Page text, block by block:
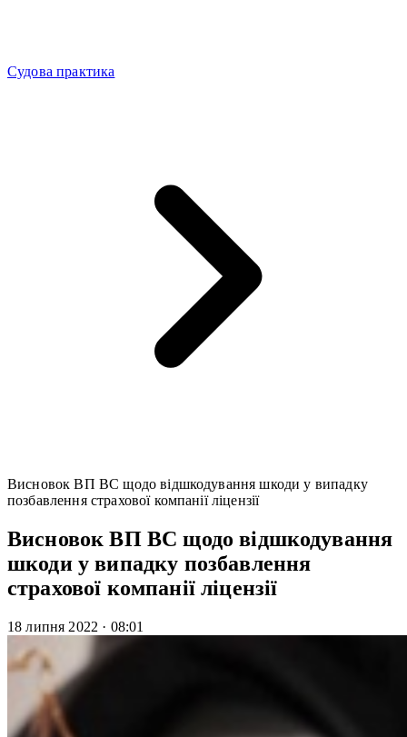
Судова практика
Висновок ВП ВС щодо відшкодування шкоди у випадку
позбавлення страхової компанії ліцензії
Висновок ВП ВС щодо відшкодування
шкоди у випадку позбавлення
страхової компанії ліцензії
18 липня 2022 · 08:01